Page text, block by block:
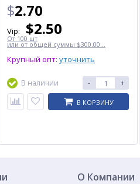
$2.70
Vip: $2.50
От 100 шт
или от общей суммы $300.00...
Крупный опт: уточнить
В наличии - +
В КОРЗИНУ
О Компании